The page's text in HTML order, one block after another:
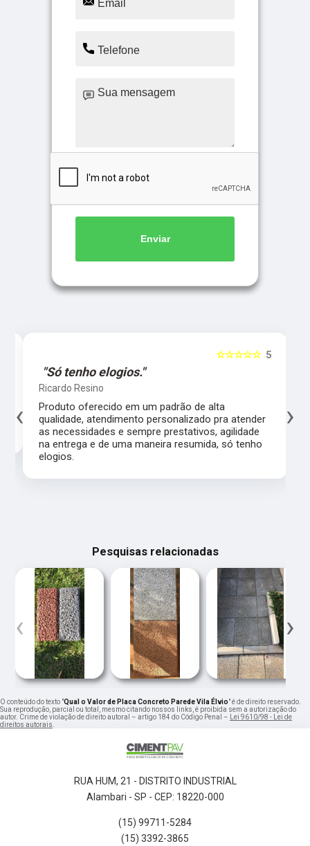
Enviar
5
☆☆☆☆☆
"Só tenho elogios."
Ricardo Resino
Produto oferecido em um padrão de alta
qualidade, atendimento personalizado pra atender
as necessidades e sempre prestativos, agilidade
na entrega e de uma maneira resumida, só tenho
elogios.
‹ ›
Pesquisas relacionadas
‹ ›
O conteúdo do texto "Qual o Valor de Placa Concreto Parede Vila Élvio" é de direito reservado.
Sua reprodução, parcial ou total, mesmo citando nossos links, é proibida sem a autorização do
autor. Crime de violação de direito autoral – artigo 184 do Código Penal –
Lei 9610/98 - Lei de
direitos autorais
RUA HUM, 21 - DISTRITO INDUSTRIAL
Alambari - SP - CEP: 18220-000
(15) 99711-5284
(15) 3392-3865